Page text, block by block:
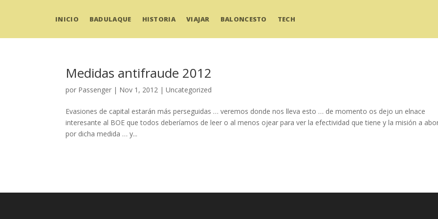
INICIO BADULAQUE HISTORIA VIAJAR BALONCESTO TECH
Medidas antifraude 2012
por Passenger | Nov 1, 2012 |Uncategorized
Evasiones de capital estarán más perseguidas … veremos donde nos lleva esto … de momento os dejo un elnace
interesante al BOE que todos deberíamos de leer o al menos ojear para ver la efectividad que tiene y la misión a
por dicha medida … y...